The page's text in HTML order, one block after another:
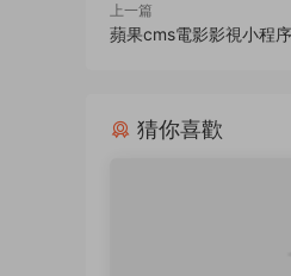
上一篇
蘋果cms電影影視小程
猜你喜歡